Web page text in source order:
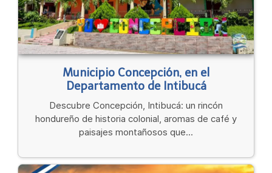
Municipio Concepción, en el
Departamento de Intibucá
Descubre Concepción, Intibucá: un rincón
hondureño de historia colonial, aromas de café y
paisajes montañosos que...